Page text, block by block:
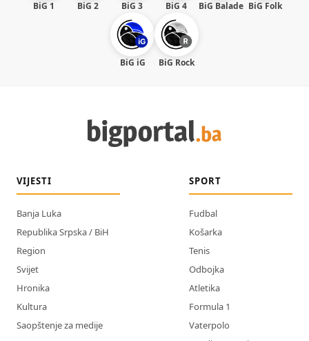
BiG 1 BiG 2 BiG 3 BiG 4 BiG Balade BiG Folk
BiG iG BiG Rock
VIJESTI
Banja Luka
Republika Srpska / BiH
Region
Svijet
Hronika
Kultura
Saopštenje za medije
SPORT
Fudbal
Košarka
Tenis
Odbojka
Atletika
Formula 1
Vaterpolo